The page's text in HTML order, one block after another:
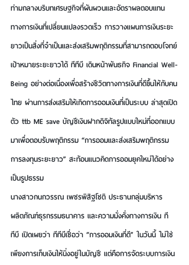
ท่ามกลางบริบทเศรษฐกิจที่ผันผวนและอัตราผลตอบแทน
ทางการเงินที่เปลี่ยนแปลงรวดเร็ว การวางแผนการเงินระยะ
ยาวเป็นสิ่งที่จำเป็นและส่งเสริมพฤติกรรมที่สามารถตอบโจทย์
เป้าหมายระยะยาวได้ ทีทีบี เดินหน้าพันธกิจ Financial Well-
Being อย่างต่อเนื่องเพื่อสร้างชีวิตทางการเงินที่ดีขึ้นให้กับคน
ไทย ผ่านการส่งเสริมให้เกิดการออมเงินที่เป็นระบบ ล่าสุดเปิด
ตัว ttb ME save บัญชีเงินฝากดิจิทัลรูปแบบใหม่ที่ออกแบบ
มาเพื่อตอบรับพฤติกรรม “การออมและส่งเสริมพฤติกรรม
การลงทุนระยะยาว” สะท้อนแนวคิดการออมยุคใหม่ได้อย่าง
เป็นรูปธรรม
นางสาวกนกวรรณ เพชรพิสิฐโชติ ประธานกลุ่มบริหาร
ผลิตภัณฑ์ธุรกรรมธนาคาร และความมั่งคั่งทางการเงิน ที
ทีบี เปิดเผยว่า ทีทีบีเชื่อว่า “การออมเงินที่ดี” ในวันนี้ ไม่ใช่
เพียงการเก็บเงินให้นิ่งอยู่ในบัญชี แต่คือการจัดระบบการเงิน